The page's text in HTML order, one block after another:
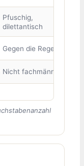
Pfuschig,
dilettantisch
Gegen die Regeln
Nicht fachmännisch